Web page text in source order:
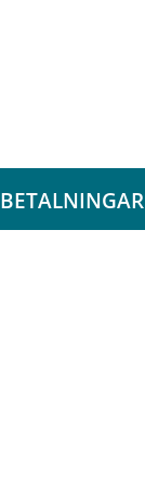
BETALNINGAR